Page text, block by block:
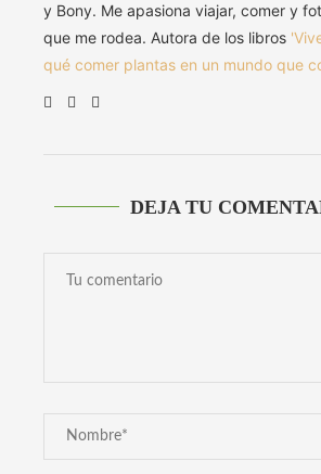
y Bony. Me apasiona viajar, comer y
que me rodea. Autora de los libros
qué comer plantas en un mundo que
DEJA TU